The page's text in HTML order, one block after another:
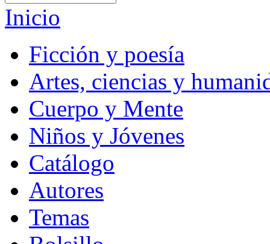
Inicio
Ficción y poesía
Artes, ciencias y
Cuerpo y Mente
Niños y Jóvenes
Catálogo
Autores
Temas